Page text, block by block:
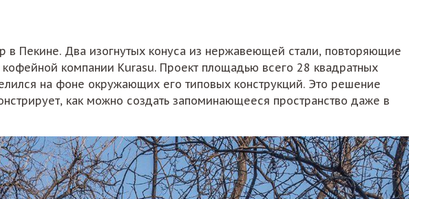
Пекине. Два изогнутых конуса из нержавеющей стали, повторяющие
компании Kurasu. Проект площадью всего 28 квадратных
на фоне окружающих его типовых конструкций. Это решение
как можно создать запоминающееся пространство даже в